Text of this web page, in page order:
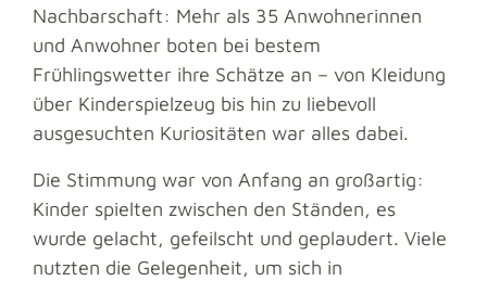
Nachbarschaft: Mehr als 35 Anwohnerinnen
und Anwohner boten bei bestem
Frühlingswetter ihre Schätze an – von Kleidung
über Kinderspielzeug bis hin zu liebevoll
ausgesuchten Kuriositäten war alles dabei.
Die Stimmung war von Anfang an großartig:
Kinder spielten zwischen den Ständen, es
wurde gelacht, gefeilscht und geplaudert. Viele
nutzten die Gelegenheit, um sich in